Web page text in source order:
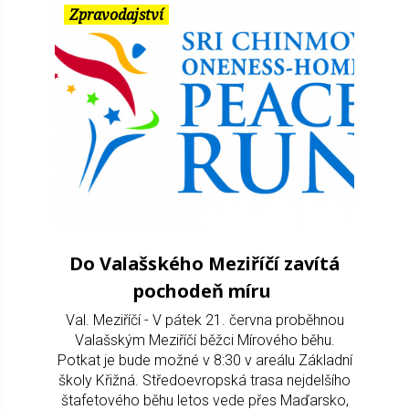
Zpravodajství
Do Valašského Meziříčí zavítá
pochodeň míru
Val. Meziříčí - V pátek 21. června proběhnou
Valašským Meziříčí běžci Mírového běhu.
Potkat je bude možné v 8:30 v areálu Základní
školy Křižná. Středoevropská trasa nejdelšího
štafetového běhu letos vede přes Maďarsko,